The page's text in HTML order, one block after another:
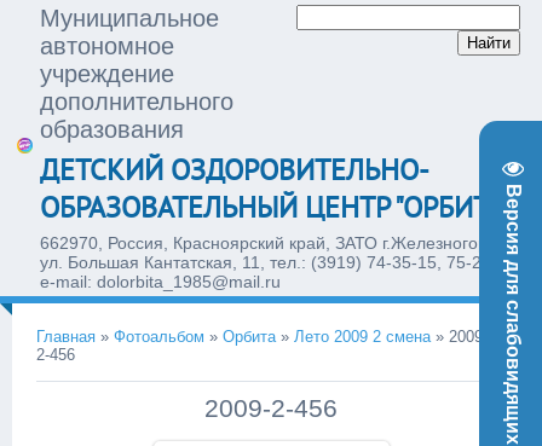
Версия для слабовидящих
Муниципальное
автономное
учреждение
дополнительного
образования
ДЕТСКИЙ ОЗДОРОВИТЕЛЬНО-
ОБРАЗОВАТЕЛЬНЫЙ ЦЕНТР "ОРБИТА"
662970, Россия, Красноярский край, ЗАТО г.Железногорск,
ул. Большая Кантатская, 11, тел.: (3919) 74-35-15, 75-28-77,
e-mail: dolorbita_1985@mail.ru
Главная » Фотоальбом » Орбита » Лето 2009 2 смена » 2009-
2-456
2009-2-456